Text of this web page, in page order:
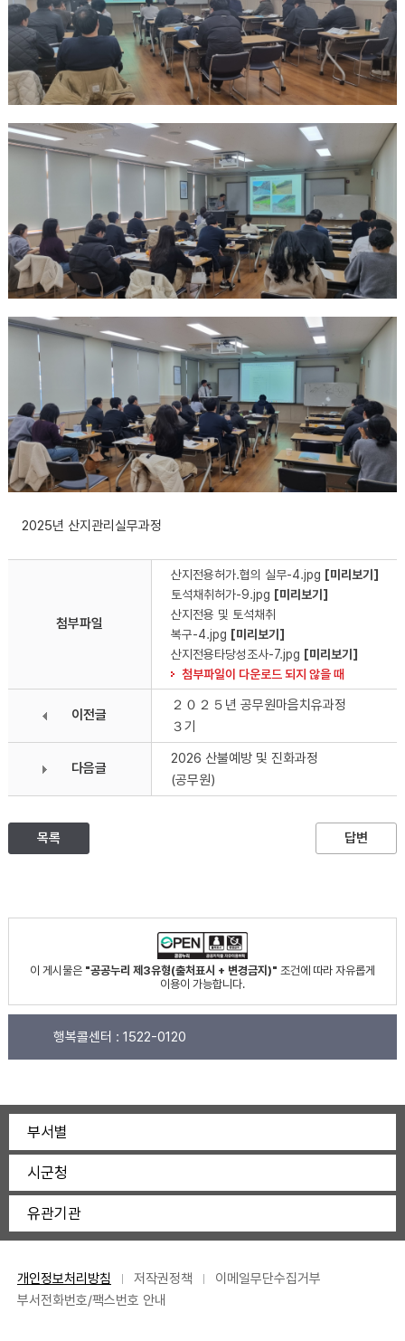
2025년 산지관리실무과정
첨부파일
산지전용허가.협의 실무-4.jpg [미리보기]
토석채취허가-9.jpg [미리보기]
산지전용 및 토석채취
복구-4.jpg [미리보기]
산지전용타당성조사-7.jpg [미리보기]
첨부파일이 다운로드 되지 않을 때
이전글
２０２５년 공무원마음치유과정
３기
다음글
2026 산불예방 및 진화과정
(공무원)
목록 답변
이 게시물은 "공공누리 제3유형(출처표시 + 변경금지)" 조건에 따라 자유롭게
이용이 가능합니다.
행복콜센터 : 1522-0120
부서별
시군청
유관기관
개인정보처리방침 저작권정책
이메일무단수집거부
부서전화번호/팩스번호 안내